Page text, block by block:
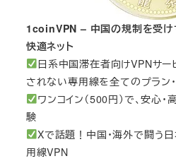
1coinVPN – 中国の規制を受け
快適ネット
日系中国滞在者向けVPNサー
されない専用線を全てのプラン
ワンコイン（500円）で、安心
験
Xで話題！中国・海外で闘う
用線VPN